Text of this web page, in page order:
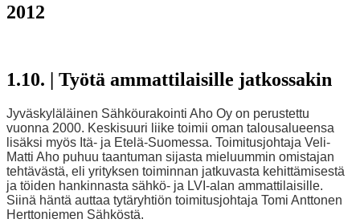
2012
1.10. | Työtä ammattilaisille jatkossakin
Jyväskyläläinen Sähköurakointi Aho Oy on perustettu
vuonna 2000. Keskisuuri liike toimii oman talousalueensa
lisäksi myös Itä- ja Etelä-Suomessa. Toimitusjohtaja Veli-
Matti Aho puhuu taantuman sijasta mieluummin omistajan
tehtävästä, eli yrityksen toiminnan jatkuvasta kehittämisestä
ja töiden hankinnasta sähkö- ja LVI-alan ammattilaisille.
Siinä häntä auttaa tytäryhtiön toimitusjohtaja Tomi Anttonen
Herttoniemen Sähköstä.